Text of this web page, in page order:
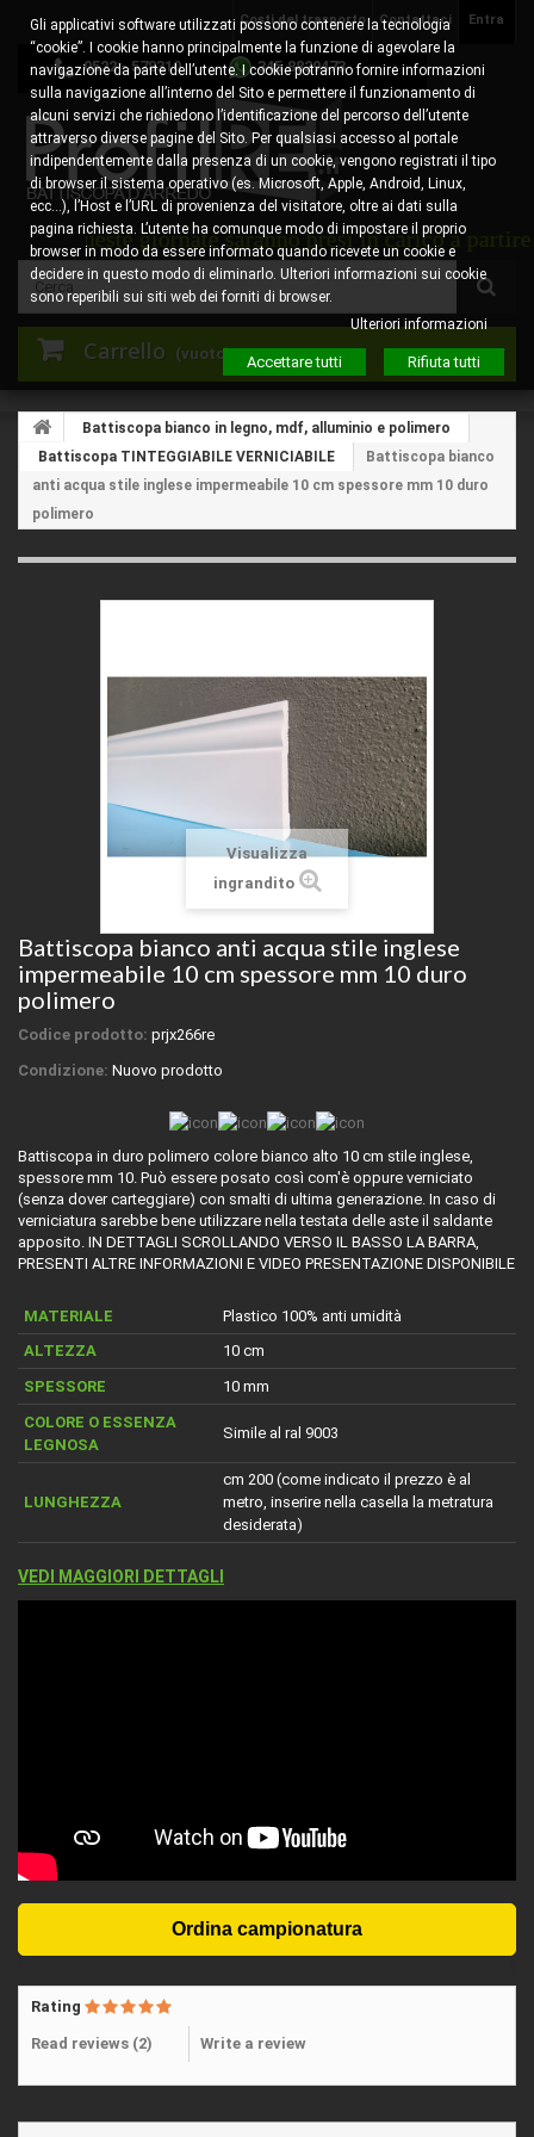
Entra
Contattaci
Costi del trasporto
0522 - 578310 345.8829473
Carrello (vuoto)
queste giornate saranno presi in carico a partire
Battiscopa bianco in legno, mdf, alluminio e polimero
Battiscopa TINTEGGIABILE VERNICIABILE
Battiscopa bianco
anti acqua stile inglese impermeabile 10 cm spessore mm 10 duro
polimero
Visualizza
ingrandito
Battiscopa bianco anti acqua stile inglese
impermeabile 10 cm spessore mm 10 duro
polimero
Codice prodotto: prjx266re
Condizione: Nuovo prodotto
Battiscopa in duro polimero colore bianco alto 10 cm stile inglese,
spessore mm 10. Può essere posato così com'è oppure verniciato
(senza dover carteggiare) con smalti di ultima generazione. In caso di
verniciatura sarebbe bene utilizzare nella testata delle aste il saldante
apposito. IN DETTAGLI SCROLLANDO VERSO IL BASSO LA BARRA,
PRESENTI ALTRE INFORMAZIONI E VIDEO PRESENTAZIONE DISPONIBILE
MATERIALE
Plastico 100% anti umidità
ALTEZZA
10 cm
SPESSORE
10 mm
COLORE O ESSENZA
LEGNOSA
Simile al ral 9003
LUNGHEZZA
cm 200 (come indicato il prezzo è al
metro, inserire nella casella la metratura
desiderata)
VEDI MAGGIORI DETTAGLI
Rating
Read reviews (2) Write a review
Gli applicativi software utilizzati possono contenere la tecnologia
“cookie”. I cookie hanno principalmente la funzione di agevolare la
navigazione da parte dell’utente. I cookie potranno fornire informazioni
sulla navigazione all’interno del Sito e permettere il funzionamento di
alcuni servizi che richiedono l’identificazione del percorso dell’utente
attraverso diverse pagine del Sito. Per qualsiasi accesso al portale
indipendentemente dalla presenza di un cookie, vengono registrati il tipo
di browser il sistema operativo (es. Microsoft, Apple, Android, Linux,
ecc…), l’Host e l’URL di provenienza del visitatore, oltre ai dati sulla
pagina richiesta. L’utente ha comunque modo di impostare il proprio
browser in modo da essere informato quando ricevete un cookie e
decidere in questo modo di eliminarlo. Ulteriori informazioni sui cookie
sono reperibili sui siti web dei forniti di browser.
Ulteriori informazioni
Accettare tutti Rifiuta tutti